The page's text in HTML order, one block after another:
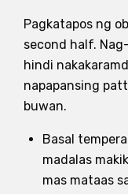
Pagkatapos ng
second half.
hindi
napapansing
buwan.
Basal
madalas
mas mataas